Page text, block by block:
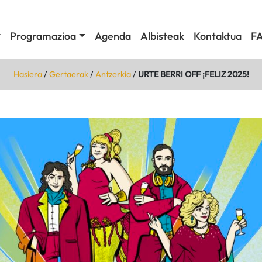
Programazioa Agenda Albisteak Kontaktua
Hasiera/Gertaerak/Antzerkia/ URTE BERRI OFF ¡FELIZ 2025!